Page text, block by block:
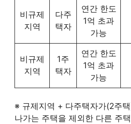
비규제
지역
다주
택자
연간 한도
1억 초과
가능
비규제
지역
1주
택자
연간 한도
1억 초과
가능
※ 규제지역 + 다주택자가(2주
나가는 주택을 제외한 다른 주